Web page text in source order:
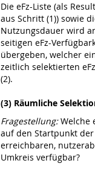
Die eFz-Liste (als
aus Schritt (1)) sowie
Nutzungsdauer wird
seitigen eFz-
übergeben, welcher
zeitlich selektierten
(2).
(3) Räumliche
Fragestellung:Welche
auf den Startpunkt
erreichbaren,
Umkreis verfügbar?